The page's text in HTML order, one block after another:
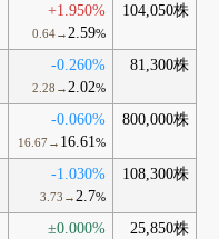
+1.950%
0.64→2.59%
104,050株
-0.260%
2.28→2.02%
81,300株
-0.060%
16.67→ 16.61%
800,000株
-1.030%
3.73→2.7%
108,300株
±0.000%
25,850株